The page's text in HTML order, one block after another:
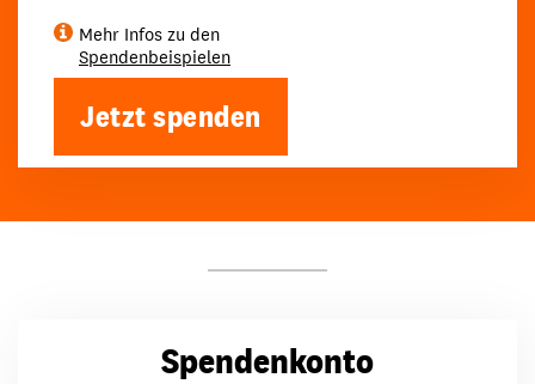
Mehr Infos zu den
Spendenbeispielen
Jetzt spenden
Spendenkonto